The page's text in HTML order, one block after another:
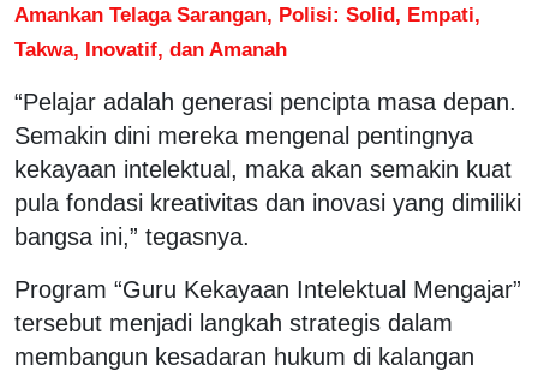
Amankan Telaga Sarangan, Polisi: Solid, Empati,
Takwa, Inovatif, dan Amanah
“Pelajar adalah generasi pencipta masa depan.
Semakin dini mereka mengenal pentingnya
kekayaan intelektual, maka akan semakin kuat
pula fondasi kreativitas dan inovasi yang dimiliki
bangsa ini,” tegasnya.
Program “Guru Kekayaan Intelektual Mengajar”
tersebut menjadi langkah strategis dalam
membangun kesadaran hukum di kalangan